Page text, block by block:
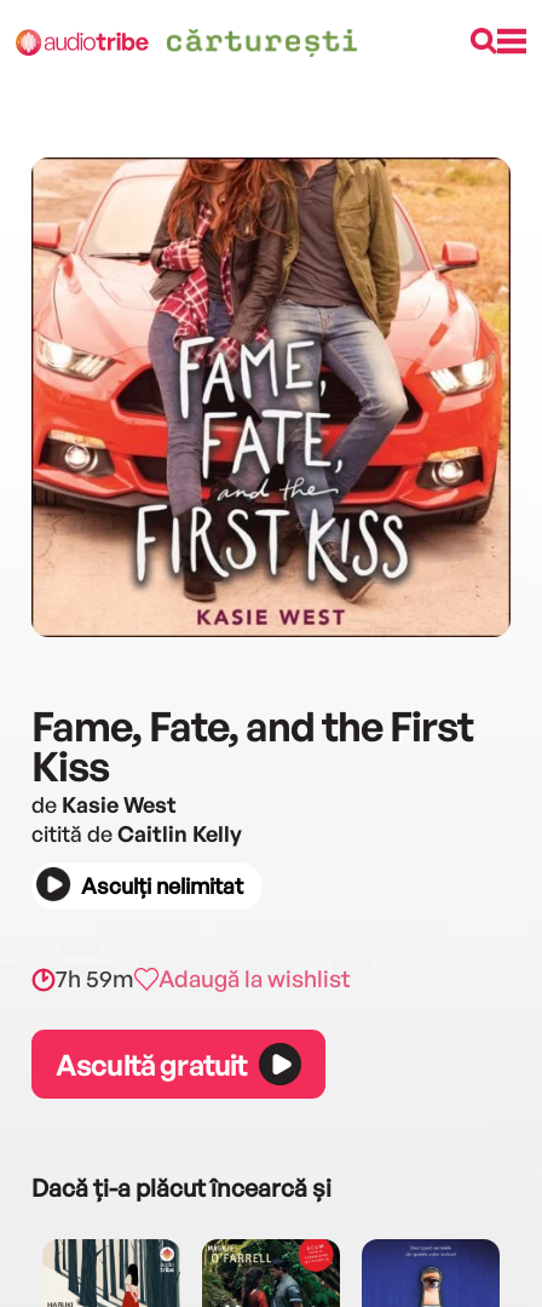
Fame, Fate, and the First
Kiss
de Kasie West
citită deCaitlin Kelly
Asculți nelimitat
7h 59m Adaugă la wishlist
Ascultă gratuit
Dacă ți-a plăcut încearcă și